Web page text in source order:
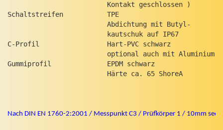
                         Kontakt geschlossen )
Schaltstreifen           TPE
                         Abdichtung mit Butyl-
                         kautschuk auf IP67
C-Profil                 Hart-PVC schwarz
optional auch mit Aluminium
Gummiprofil              EPDM schwarz
                         Härte ca. 65 ShoreA
Nach DIN EN 1760-2:2001 / Messpunkt C3 / Prüfkörper 1 / 10mm sec.